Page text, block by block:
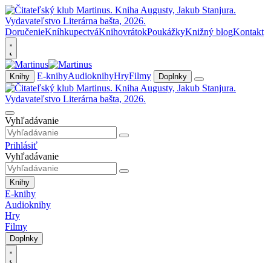
DoručenieKníhkupectváKnihovrátokPoukážkyKnižný blogKontakt
Knihy E-knihyAudioknihyHryFilmy Doplnky
Vyhľadávanie
Prihlásiť
Vyhľadávanie
Knihy
E-knihy
Audioknihy
Hry
Filmy
Doplnky